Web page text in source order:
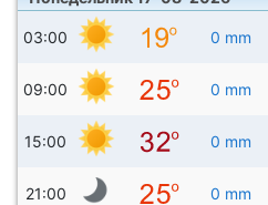
03:00 0 mm
09:00 0 mm
15:00 0 mm
21:00 0 mm